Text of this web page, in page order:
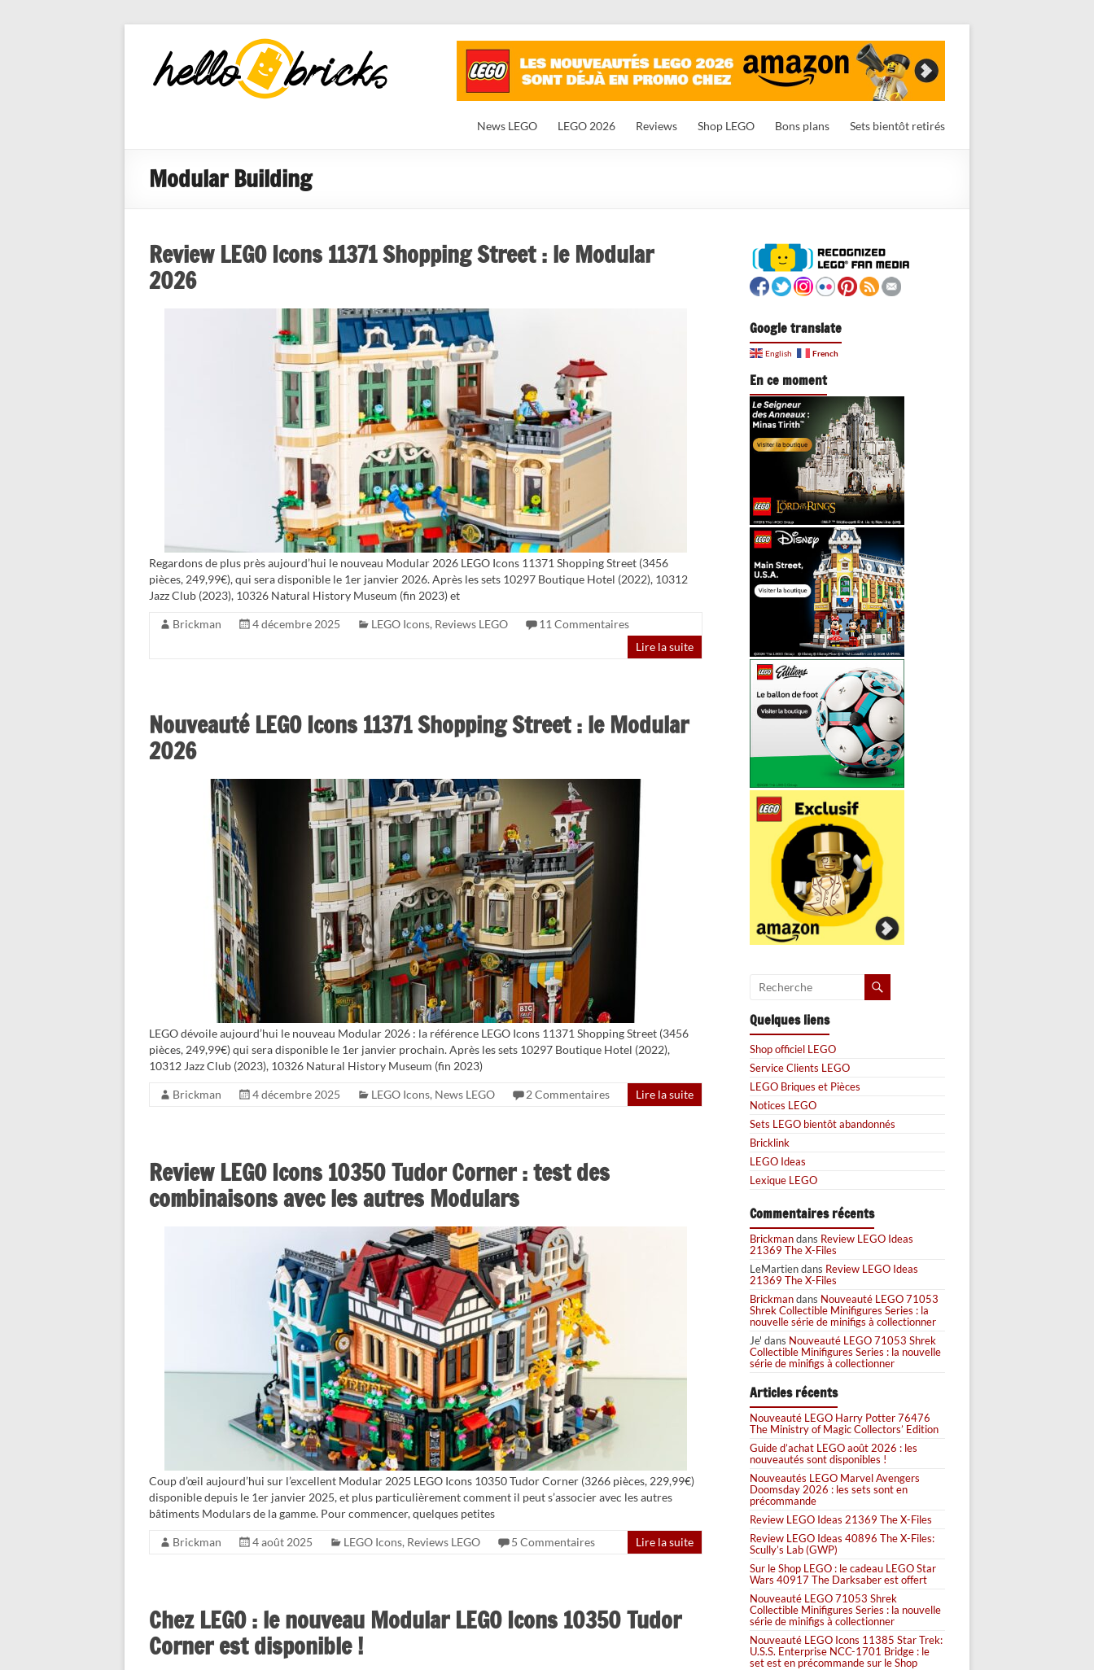
HelloBricks
Blog LEGO,
nouveaut�s
News LEGO LEGO 2026 Reviews Shop LEGO Bons plans Sets bientôt retirés
Modular Building
Review LEGO Icons 11371 Shopping Street : le Modular
2026
Regardons de plus près aujourd’hui le nouveau Modular 2026 LEGO Icons 11371 Shopping Street (3456
pièces, 249,99€), qui sera disponible le 1er janvier 2026. Après les sets 10297 Boutique Hotel (2022), 10312
Jazz Club (2023), 10326 Natural History Museum (fin 2023) et
Brickman 4 décembre 2025 LEGO Icons, Reviews LEGO
11 Commentaires
Lire la suite
Nouveauté LEGO Icons 11371 Shopping Street : le Modular
2026
LEGO dévoile aujourd’hui le nouveau Modular 2026 : la référence LEGO Icons 11371 Shopping Street (3456
pièces, 249,99€) qui sera disponible le 1er janvier prochain. Après les sets 10297 Boutique Hotel (2022),
10312 Jazz Club (2023), 10326 Natural History Museum (fin 2023)
Brickman 4 décembre 2025 LEGO Icons, News LEGO 2 Commentaires Lire la suite
Review LEGO Icons 10350 Tudor Corner : test des
combinaisons avec les autres Modulars
Coup d’œil aujourd’hui sur l’excellent Modular 2025 LEGO Icons 10350 Tudor Corner (3266 pièces, 229,99€)
disponible depuis le 1er janvier 2025, et plus particulièrement comment il peut s’associer avec les autres
bâtiments Modulars de la gamme. Pour commencer, quelques petites
Brickman 4 août 2025 LEGO Icons, Reviews LEGO 5 Commentaires Lire la suite
Chez LEGO : le nouveau Modular LEGO Icons 10350 Tudor
Corner est disponible !
Google translate
English French
En ce moment
Quelques liens
Shop officiel LEGO
Service Clients LEGO
LEGO Briques et Pièces
Notices LEGO
Sets LEGO bientôt abandonnés
Bricklink
LEGO Ideas
Lexique LEGO
Commentaires récents
Brickmandans Review LEGO Ideas
21369 The X-Files
LeMartiendans Review LEGO Ideas
21369 The X-Files
Brickmandans Nouveauté LEGO 71053
Shrek Collectible Minifigures Series : la
nouvelle série de minifigs à collectionner
Je' dans Nouveauté LEGO 71053 Shrek
Collectible Minifigures Series : la nouvelle
série de minifigs à collectionner
Articles récents
Nouveauté LEGO Harry Potter 76476
The Ministry of Magic Collectors’ Edition
Guide d’achat LEGO août 2026 : les
nouveautés sont disponibles !
Nouveautés LEGO Marvel Avengers
Doomsday 2026 : les sets sont en
précommande
Review LEGO Ideas 21369 The X-Files
Review LEGO Ideas 40896 The X-Files:
Scully’s Lab (GWP)
Sur le Shop LEGO : le cadeau LEGO Star
Wars 40917 The Darksaber est offert
Nouveauté LEGO 71053 Shrek
Collectible Minifigures Series : la nouvelle
série de minifigs à collectionner
Nouveauté LEGO Icons 11385 Star Trek:
U.S.S. Enterprise NCC-1701 Bridge : le
set est en précommande sur le Shop